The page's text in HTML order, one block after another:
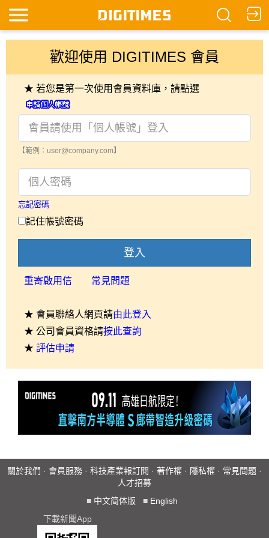
歡迎使用 DIGITIMES 會員
★ 若您是第一次使用會員資料庫，請點選
【範例：user@company.com】
忘記密碼
記住帳號密碼
登入
重寄啟用信 常見問題
★ 會員聯絡人網頁請由此登入
★ 公司會員資格請按此查詢
★ 評估申請
關於我們 · 會員服務 · 科技產業報訂閱 · 著作權 · 隱私權 · 常見問題 ·
人才招募
■ 中文简体版 ■ English
下載新聞App